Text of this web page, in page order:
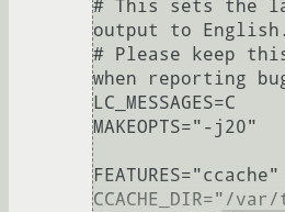
# This sets the
output to English.
# Please keep
when reporting
LC_MESSAGES=C
MAKEOPTS="-j20"
FEATURES="ccache"
CCACHE_DIR="/